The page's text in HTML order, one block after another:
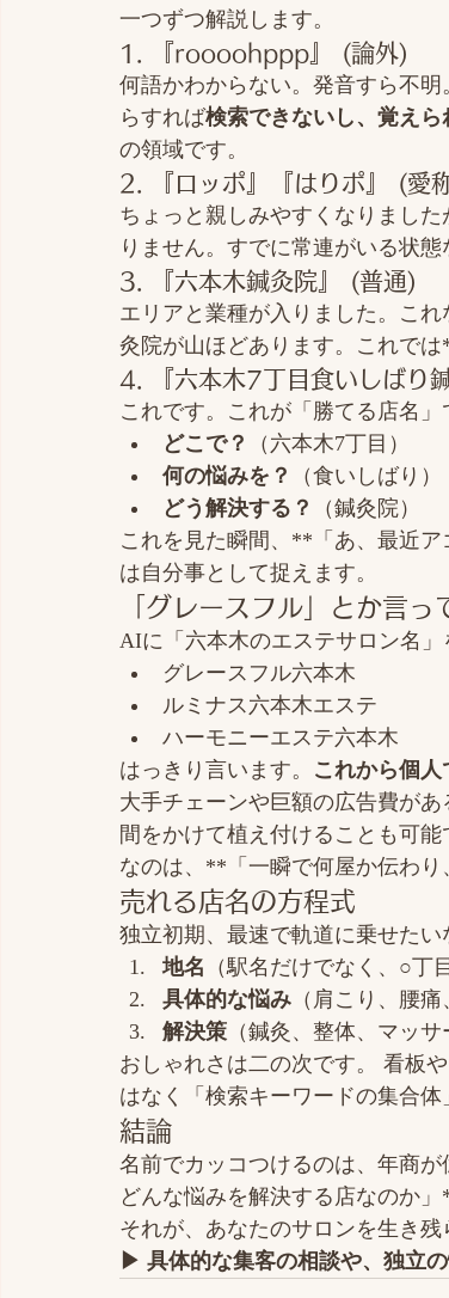
一つずつ解説します。
1. 『roooohppp』 (論外)
何語かわからない。発音すら不
らすれば検索できないし、覚えら
の領域です。
2. 『ロッポ』『はりポ』 (愛
ちょっと親しみやすくなりまし
りません。すでに常連がいる状
3. 『六本木鍼灸院』 (普通)
エリアと業種が入りました。こ
灸院が山ほどあります。これで
4. 『六本木7丁目食いしばり
これです。これが「勝てる店名」
どこで？
（六本木7丁目）
何の悩みを？
（食いしばり）
どう解決する？
（鍼灸院）
これを見た瞬間、**「あ、最近
は自分事として捉えます。
「グレースフル」とか言っ
AIに「六本木のエステサロン名」
グレースフル六本木
ルミナス六本木エステ
ハーモニーエステ六本木
はっきり言います。 これから個人
大手チェーンや巨額の広告費が
間をかけて植え付けることも可
なのは、**「一瞬で何屋か伝わり
売れる店名の方程式
独立初期、最速で軌道に乗せたい
地名 （駅名だけでなく、○丁
具体的な悩み （肩こり、腰
解決策 （鍼灸、整体、マッサ
おしゃれさは二の次です。 看板
はなく「検索キーワードの集合体
結論
名前でカッコつけるのは、年商
どんな悩みを解決する店なのか
それが、あなたのサロンを生き残
▶︎ 具体的な集客の相談や、独立